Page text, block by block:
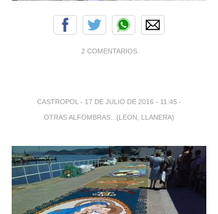
2 COMENTARIOS
CASTROPOL - 17 DE JULIO DE 2016 - 11:45 -
OTRAS ALFOMBRAS...(LEON, LLANERA)